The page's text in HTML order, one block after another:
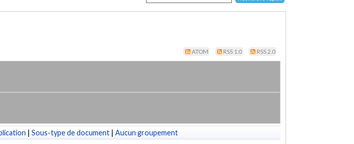
ATOM RSS 1.0 RSS 2.0
| Sous-type de document | Aucun groupement